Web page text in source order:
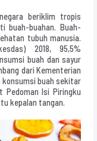
beriklim tropis
buah-buahan. Buah-
tubuh manusia.
2018, 95,5%
buah dan sayur
dari Kementerian
konsumsi buah sekitar
Isi Piringku
kepalan tangan.